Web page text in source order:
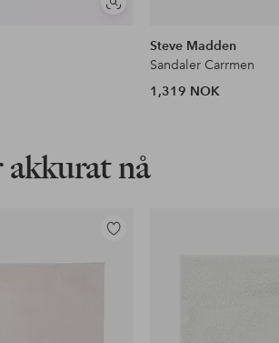
Vis
Steve Madden
Sandaler Carrmen
1,319 NOK
nå
Legg